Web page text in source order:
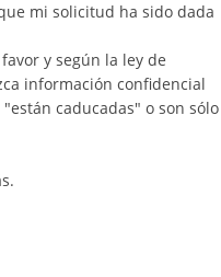
mi solicitud ha sido dada
y según la ley de
información confidencial
caducadas" o son sólo